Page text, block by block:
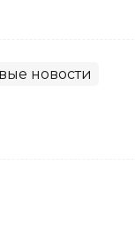
новости